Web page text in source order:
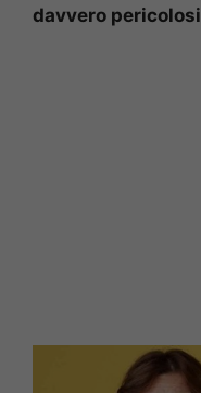
davvero pericolosi